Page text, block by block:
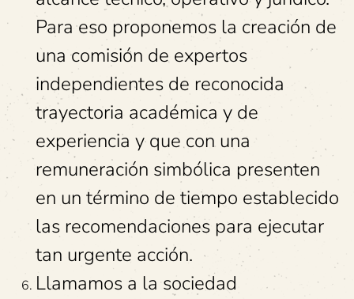
Para eso proponemos la creación de
una comisión de expertos
independientes de reconocida
trayectoria académica y de
experiencia y que con una
remuneración simbólica presenten
en un término de tiempo establecido
las recomendaciones para ejecutar
tan urgente acción.
Llamamos a la sociedad